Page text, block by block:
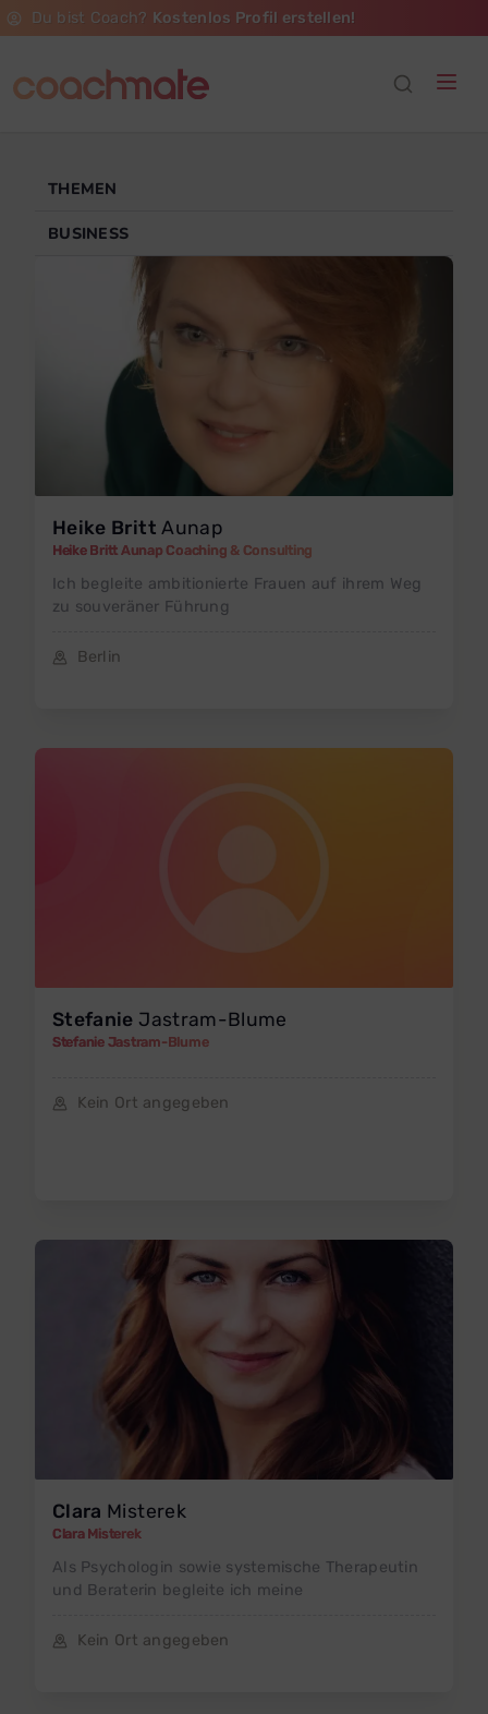
Du bist Coach? Kostenlos Profil erstellen!
THEMEN
BUSINESS
Heike Britt Aunap
Heike Britt Aunap Coaching & Consulting
Ich begleite ambitionierte Frauen auf ihrem Weg
zu souveräner Führung
Berlin
Stefanie Jastram-Blume
Stefanie Jastram-Blume
Kein Ort angegeben
Clara Misterek
Clara Misterek
Als Psychologin sowie systemische Therapeutin
und Beraterin begleite ich meine
Kein Ort angegeben